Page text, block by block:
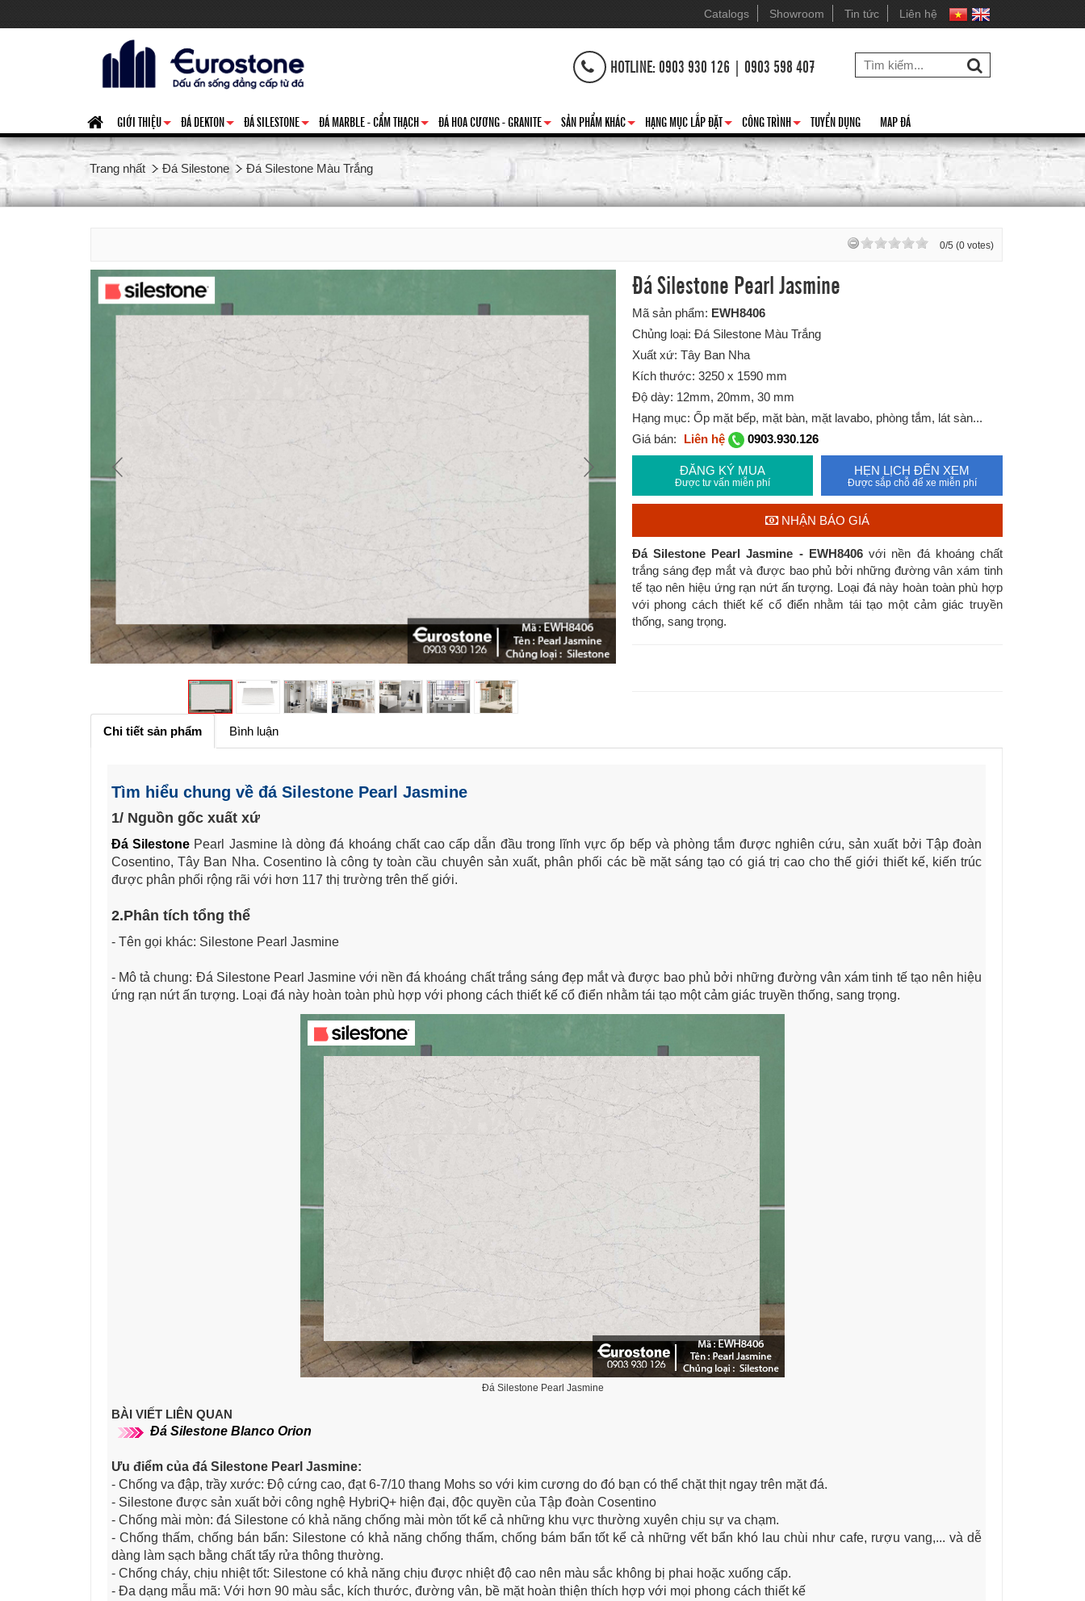
Catalogs Showroom Tin tức Liên hệ
HOTLINE: 0903 930 126 | 0903 598 407
+
GIỚI THIỆU
+
ĐÁ DEKTON
+
ĐÁ SILESTONE
+
ĐÁ MARBLE - CẨM THẠCH
+
ĐÁ HOA CƯƠNG - GRANITE
+
SẢN PHẨM KHÁC
+
HẠNG MỤC LẮP ĐẶT
+
CÔNG TRÌNH TUYỂN DỤNG MAP ĐÁ
Trang nhất Đá Silestone Đá Silestone Màu Trắng
0/5 (0 votes)
Đá Silestone Pearl Jasmine
Mã sản phẩm: EWH8406
Chủng loại: Đá Silestone Màu Trắng
Xuất xứ: Tây Ban Nha
Kích thước: 3250 x 1590 mm
Độ dày: 12mm, 20mm, 30 mm
Hạng mục: Ốp mặt bếp, mặt bàn, mặt lavabo, phòng tắm, lát sàn...
Giá bán:
Liên hệ 0903.930.126
ĐĂNG KÝ MUA
Được tư vấn miễn phí
HẸN LỊCH ĐẾN XEM
Được sắp chỗ để xe miễn phí
NHẬN BÁO GIÁ
Đá Silestone Pearl Jasmine - EWH8406với nền đá khoáng chất
trắng sáng đẹp mắt và được bao phủ bởi những đường vân xám tinh
tế tạo nên hiệu ứng rạn nứt ấn tượng. Loại đá này hoàn toàn phù hợp
với phong cách thiết kế cổ điển nhằm tái tạo một cảm giác truyền
thống, sang trọng.
Chi tiết sản phẩm Bình luận
Tìm hiểu chung về đá Silestone Pearl Jasmine
1/ Nguồn gốc xuất xứ
Đá Silestone Pearl Jasmine là dòng đá khoáng chất cao cấp dẫn đầu trong lĩnh vực ốp bếp và phòng tắm được nghiên cứu, sản xuất bởi Tập đoàn
Cosentino, Tây Ban Nha. Cosentino là công ty toàn cầu chuyên sản xuất, phân phối các bề mặt sáng tạo có giá trị cao cho thế giới thiết kế, kiến trúc
được phân phối rộng rãi với hơn 117 thị trường trên thế giới.
2.Phân tích tổng thể
- Tên gọi khác: Silestone Pearl Jasmine
- Mô tả chung: Đá Silestone Pearl Jasmine với nền đá khoáng chất trắng sáng đẹp mắt và được bao phủ bởi những đường vân xám tinh tế tạo nên hiệu
ứng rạn nứt ấn tượng. Loại đá này hoàn toàn phù hợp với phong cách thiết kế cổ điển nhằm tái tạo một cảm giác truyền thống, sang trọng.
Đá Silestone Pearl Jasmine
BÀI VIẾT LIÊN QUAN
Đá Silestone Blanco Orion
Ưu điểm của đá Silestone Pearl Jasmine​:
- Chống va đập, trầy xước: Độ cứng cao, đạt 6-7/10 thang Mohs so với kim cương do đó bạn có thể chặt thịt ngay trên mặt đá.
- Silestone được sản xuất bởi công nghệ HybriQ+ hiện đại, độc quyền của Tập đoàn Cosentino
- Chống mài mòn: đá Silestone có khả năng chống mài mòn tốt kể cả những khu vực thường xuyên chịu sự va chạm.
- Chống thấm, chống bán bẩn: Silestone có khả năng chống thấm, chống bám bẩn tốt kể cả những vết bẩn khó lau chùi như cafe, rượu vang,... và dễ
dàng làm sạch bằng chất tẩy rửa thông thường.
- Chống cháy, chịu nhiệt tốt: Silestone có khả năng chịu được nhiệt độ cao nên màu sắc không bị phai hoặc xuống cấp.
- Đa dạng mẫu mã: Với hơn 90 màu sắc, kích thước, đường vân, bề mặt hoàn thiện thích hợp với mọi phong cách thiết kế